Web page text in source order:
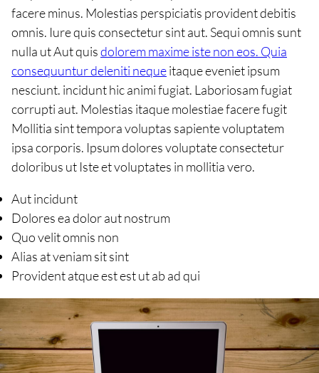
facere minus. Molestias perspiciatis provident debitis
omnis. Iure quis consectetur sint aut. Sequi omnis sunt
nulla ut Aut quisdolorem maxime iste non eos. Quia
consequuntur deleniti nequeitaque eveniet ipsum
nesciunt. incidunt hic animi fugiat. Laboriosam fugiat
corrupti aut. Molestias itaque molestiae facere fugit
Mollitia sint tempora voluptas sapiente voluptatem
ipsa corporis. Ipsum dolores voluptate consectetur
doloribus ut Iste et voluptates in mollitia vero.
Aut incidunt
Dolores ea dolor aut nostrum
Quo velit omnis non
Alias at veniam sit sint
Provident atque est est ut ab ad qui